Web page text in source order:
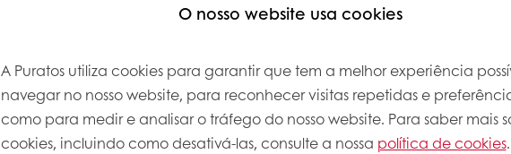
O nosso website usa cookies
A Puratos utiliza cookies para garantir que tem a melhor experiência
navegar no nosso website, para reconhecer visitas repetidas e
como para medir e analisar o tráfego do nosso website. Para saber mais
cookies, incluindo como desativá-las, consulte a nossa política de cookies